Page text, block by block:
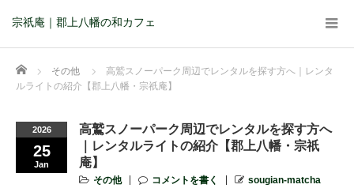
宗祇庵｜郡上八幡の和カフェ
Home その他
高鷲スノーパーク周辺でレンタルを探す方へ｜レンタ
ルライトの紹介【郡上八幡・宗祇庵】
2026
25
Jan
高鷲スノーパーク周辺でレンタルを探す方へ
｜レンタルライトの紹介【郡上八幡・宗祇
庵】
その他 コメントを書く sougian-matcha